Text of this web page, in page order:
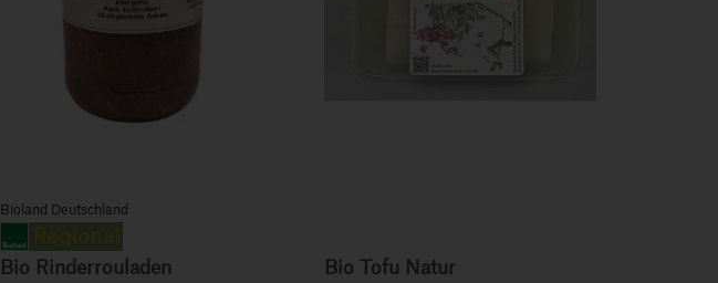
Bioland Deutschland
Bio Rinderrouladen Bio Tofu Natur